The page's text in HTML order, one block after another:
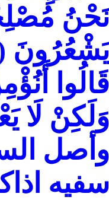
نَحْنُ
يَشْعُرُونَ
قَالُوا
وَلَكِنْ لَا
وأصل
سفيه